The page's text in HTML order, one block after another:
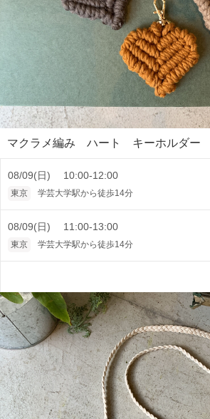
マクラメ編み ハート キーホルダー
08/09(日) 10:00-12:00
東京 学芸大学駅から徒歩14分
08/09(日) 11:00-13:00
東京 学芸大学駅から徒歩14分